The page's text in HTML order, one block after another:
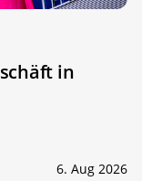
in
6. Aug 2026